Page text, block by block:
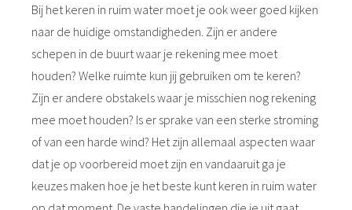
Bij het keren in ruim water moet je ook weer goed kijken
naar de huidige omstandigheden. Zijn er andere
schepen in de buurt waar je rekening mee moet
houden? Welke ruimte kun jij gebruiken om te keren?
Zijn er andere obstakels waar je misschien nog rekening
mee moet houden? Is er sprake van een sterke stroming
of van een harde wind? Het zijn allemaal aspecten waar
dat je op voorbereid moet zijn en vandaaruit ga je
keuzes maken hoe je het beste kunt keren in ruim water